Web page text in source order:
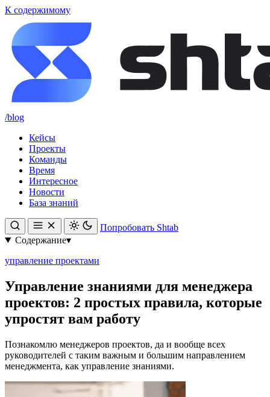
К содержимому
/blog
Кейсы
Проекты
Команды
Время
Интересное
Новости
База знаний
Попробовать Shtab
Содержание▾
управление проектами
Управление знаниями для менеджера
проектов: 2 простых правила, которые
упростят вам работу
Познакомлю менеджеров проектов, да и вообще всех
руководителей с таким важным и большим направлением
менеджмента, как управление знаниями.